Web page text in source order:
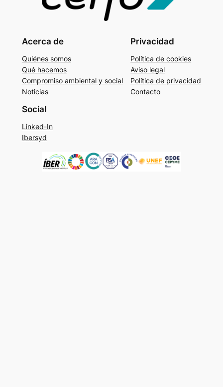
Acerca de
Quiénes somos
Qué hacemos
Compromiso ambiental y social
Noticias
Privacidad
Política de cookies
Aviso legal
Política de privacidad
Contacto
Social
Linked-In
Ibersyd